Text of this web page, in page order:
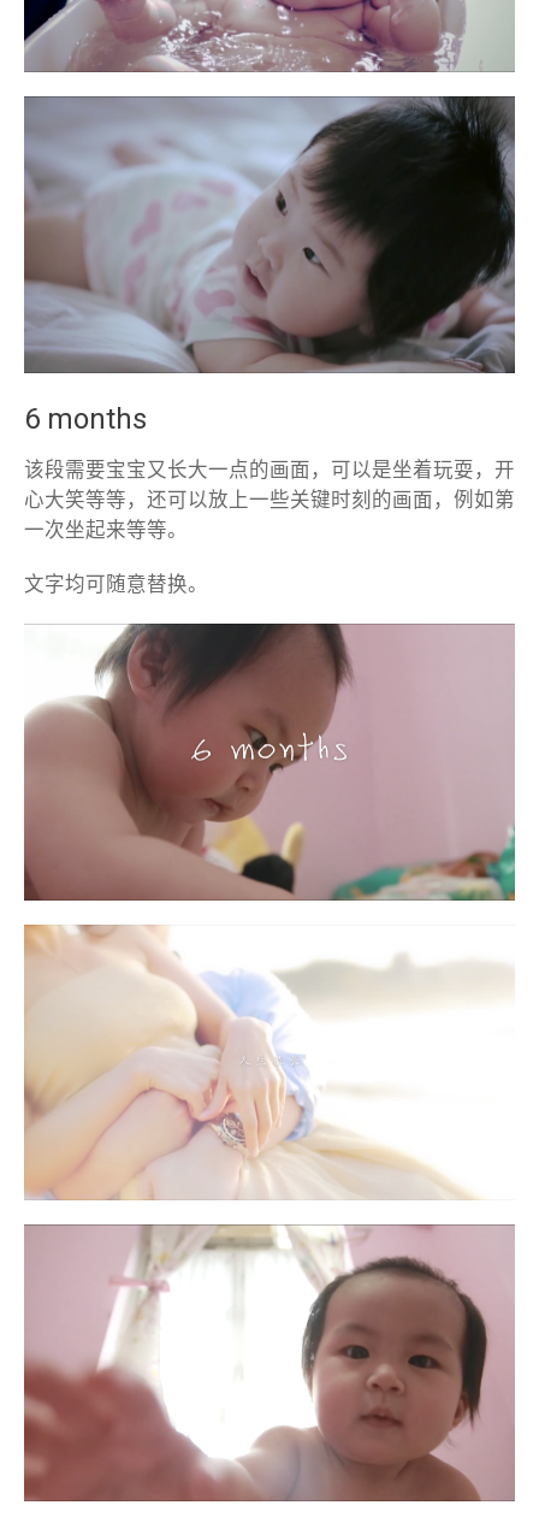
6 months
该段需要宝宝又长大一点的画面，可以是坐着玩耍，开
心大笑等等，还可以放上一些关键时刻的画面，例如第
一次坐起来等等。
文字均可随意替换。